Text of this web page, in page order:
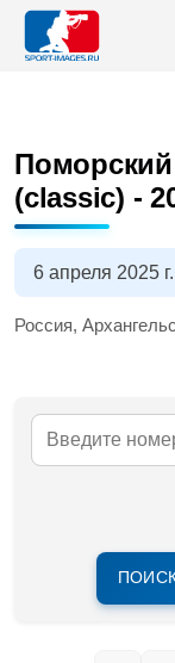
(classic) -
6 апреля 2025 г.
Россия,